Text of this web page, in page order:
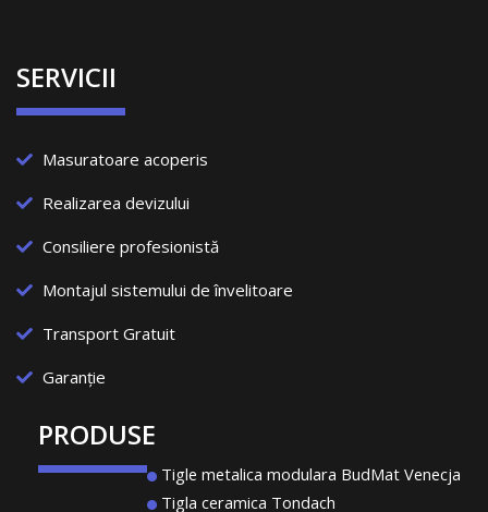
SERVICII
Masuratoare acoperis
Realizarea devizului
Consiliere profesionistă
Montajul sistemului de învelitoare
Transport Gratuit
Garanție
PRODUSE
Tigle metalica modulara BudMat Venecja
Tigla ceramica Tondach